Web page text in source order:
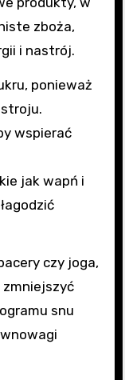
zboża,
i nastrój.
ponieważ
wspierać
jak wapń i
czy joga,
snu